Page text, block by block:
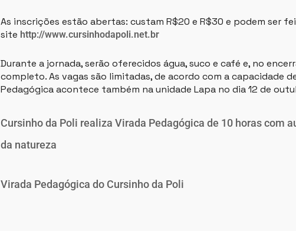
As inscrições estão abertas: custam R$20 e R$30 e podem ser
site http://www.cursinhodapoli.net.br
Durante a jornada, serão oferecidos água, suco e café e, no
completo. As vagas são limitadas, de acordo com a capacidade
Pedagógica acontece também na unidade Lapa no dia 12 de
Cursinho da Poli realiza Virada Pedagógica de 10 horas com
da natureza
Virada Pedagógica do Cursinho da Poli